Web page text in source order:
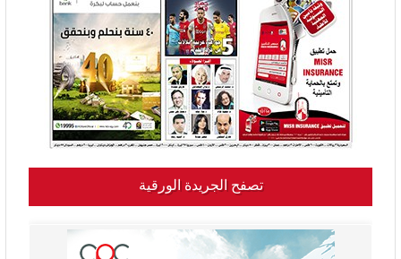
تصفح الجريدة الورقية